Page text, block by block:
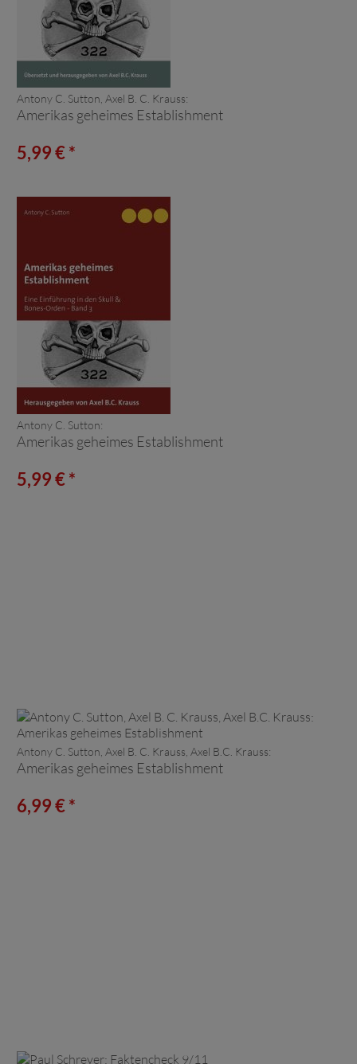
Antony C. Sutton, Axel B. C. Krauss:
Amerikas geheimes Establishment
5,99 € *
Antony C. Sutton:
Amerikas geheimes Establishment
5,99 € *
Antony C. Sutton, Axel B. C. Krauss, Axel B.C. Krauss:
Amerikas geheimes Establishment
6,99 € *